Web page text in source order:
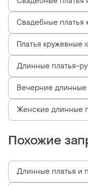
Свадебные платья
Платья кружевные
Длинные платья-
Вечерние длинные
Женские длинные
Похожие
Длинные платья и